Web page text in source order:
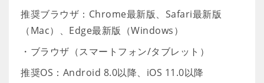
推奨ブラウザ：Chrome最新版、Safari最新版
（Mac）、Edge最新版（Windows）
・ブラウザ（スマートフォン/タブレット）
推奨OS：Android 8.0以降、iOS 11.0以降